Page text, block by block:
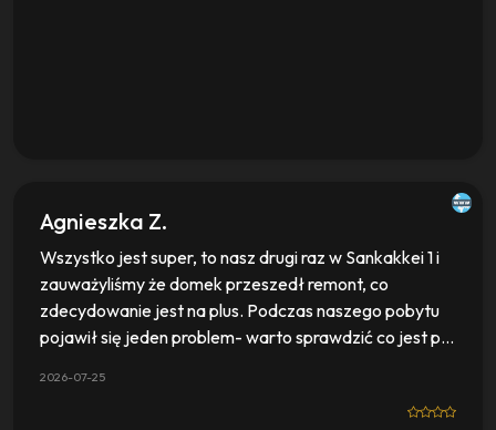
Agnieszka Z.
Wszystko jest super, to nasz drugi raz w Sankakkei 1 i
zauważyliśmy że domek przeszedł remont, co
zdecydowanie jest na plus. Podczas naszego pobytu
pojawił się jeden problem- warto sprawdzić co jest p...
2026-07-25